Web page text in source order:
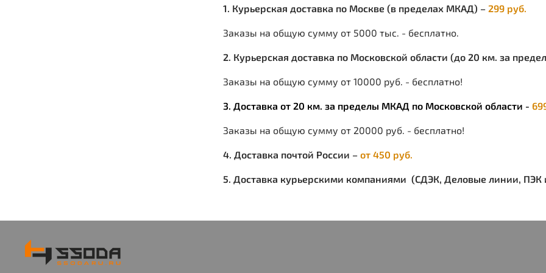
*Не
1. Курьерская доставка по Москве (в пределах МКАД) – 299 руб.
Заказы на общую сумму от 5000 тыс. - бесплатно.
2. Курьерская доставка по Московской области (до 20 км. за
Заказы на общую сумму от 10000 руб. - бесплатно!
3. Доставка от 20 км. за пределы МКАД по Московской области -
Заказы на общую сумму от 20000 руб. - бесплатно!
4. Доставка почтой России – от 450 руб.
5. Доставка курьерскими компаниями (СДЭК, Деловые линии, ПЭК